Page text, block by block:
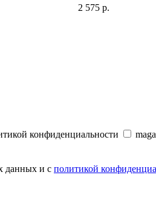
2 575 р.
конфиденциальности
данных и с политикой